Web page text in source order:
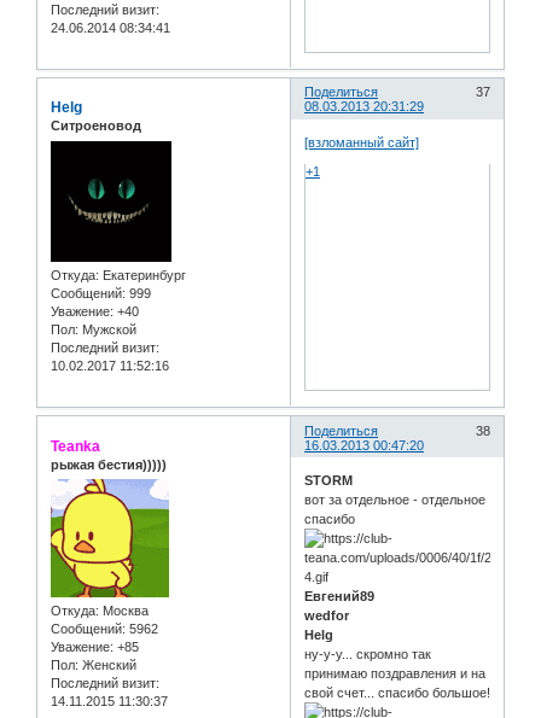
Последний визит:
24.06.2014 08:34:41
Поделиться
37
08.03.2013 20:31:29
Helg
Ситроеновод
Откуда: Екатеринбург
Сообщений: 999
Уважение: +40
Пол: Мужской
Последний визит:
10.02.2017 11:52:16
[взломанный сайт]
+1
Поделиться
38
16.03.2013 00:47:20
Teanka
рыжая бестия)))))
Откуда: Москва
Сообщений: 5962
Уважение: +85
Пол: Женский
Последний визит:
14.11.2015 11:30:37
STORM
вот за отдельное - отдельное
спасибо
Евгений89
wedfor
Helg
ну-у-у... скромно так
принимаю поздравления и на
свой счет... спасибо большое!